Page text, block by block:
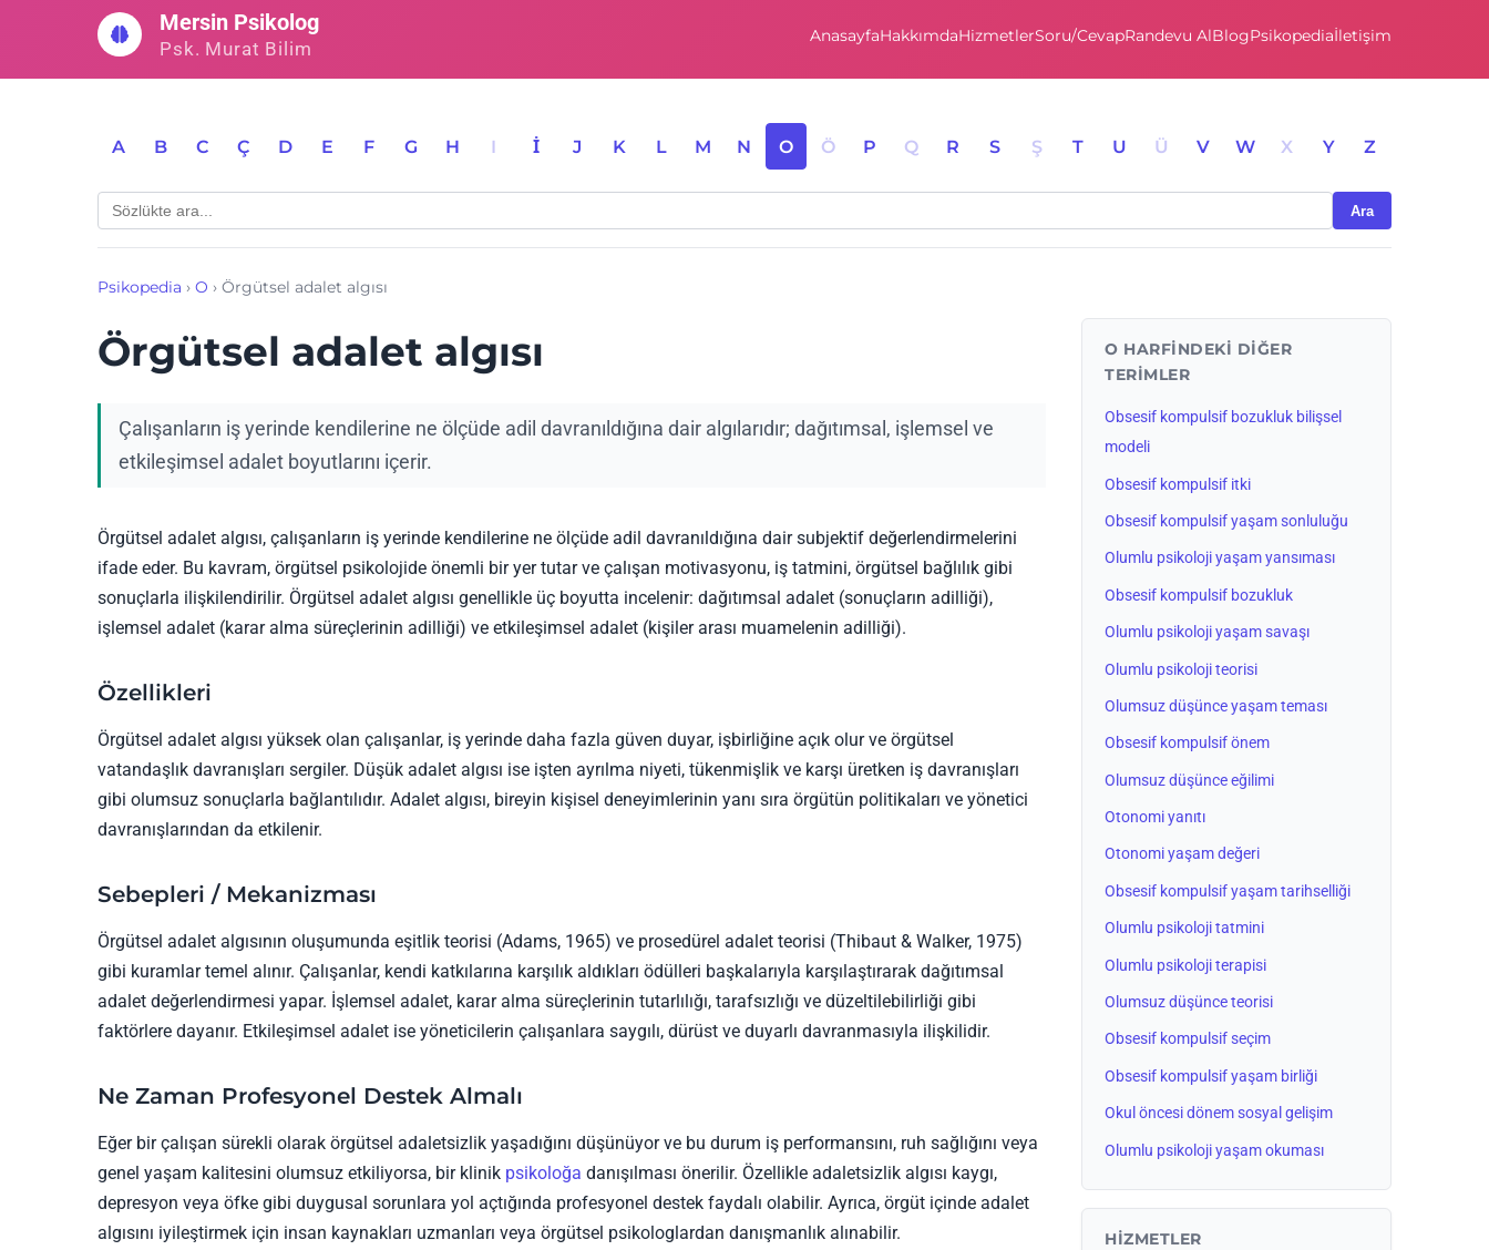
Mersin Psikolog
Psk. Murat Bilim
AnasayfaHakkımdaHizmetlerSoru/CevapRandevu AlBlogPsikopediaİletişim
A B C Ç D E F G H I İ J K L M N O Ö P Q R S Ş T U Ü V W X Y Z
Ara
Psikopedia › O › Örgütsel adalet algısı
Örgütsel adalet algısı
Çalışanların iş yerinde kendilerine ne ölçüde adil davranıldığına dair algılarıdır; dağıtımsal, işlemsel ve
etkileşimsel adalet boyutlarını içerir.
Örgütsel adalet algısı, çalışanların iş yerinde kendilerine ne ölçüde adil davranıldığına dair subjektif değerlendirmelerini
ifade eder. Bu kavram, örgütsel psikolojide önemli bir yer tutar ve çalışan motivasyonu, iş tatmini, örgütsel bağlılık gibi
sonuçlarla ilişkilendirilir. Örgütsel adalet algısı genellikle üç boyutta incelenir: dağıtımsal adalet (sonuçların adilliği),
işlemsel adalet (karar alma süreçlerinin adilliği) ve etkileşimsel adalet (kişiler arası muamelenin adilliği).
Özellikleri
Örgütsel adalet algısı yüksek olan çalışanlar, iş yerinde daha fazla güven duyar, işbirliğine açık olur ve örgütsel
vatandaşlık davranışları sergiler. Düşük adalet algısı ise işten ayrılma niyeti, tükenmişlik ve karşı üretken iş davranışları
gibi olumsuz sonuçlarla bağlantılıdır. Adalet algısı, bireyin kişisel deneyimlerinin yanı sıra örgütün politikaları ve yönetici
davranışlarından da etkilenir.
Sebepleri / Mekanizması
Örgütsel adalet algısının oluşumunda eşitlik teorisi (Adams, 1965) ve prosedürel adalet teorisi (Thibaut & Walker, 1975)
gibi kuramlar temel alınır. Çalışanlar, kendi katkılarına karşılık aldıkları ödülleri başkalarıyla karşılaştırarak dağıtımsal
adalet değerlendirmesi yapar. İşlemsel adalet, karar alma süreçlerinin tutarlılığı, tarafsızlığı ve düzeltilebilirliği gibi
faktörlere dayanır. Etkileşimsel adalet ise yöneticilerin çalışanlara saygılı, dürüst ve duyarlı davranmasıyla ilişkilidir.
Ne Zaman Profesyonel Destek Almalı
Eğer bir çalışan sürekli olarak örgütsel adaletsizlik yaşadığını düşünüyor ve bu durum iş performansını, ruh sağlığını veya
genel yaşam kalitesini olumsuz etkiliyorsa, bir klinik psikoloğa danışılması önerilir. Özellikle adaletsizlik algısı kaygı,
depresyon veya öfke gibi duygusal sorunlara yol açtığında profesyonel destek faydalı olabilir. Ayrıca, örgüt içinde adalet
algısını iyileştirmek için insan kaynakları uzmanları veya örgütsel psikologlardan danışmanlık alınabilir.
O HARFINDEKI DIĞER
TERIMLER
Obsesif kompulsif bozukluk bilişsel
modeli
Obsesif kompulsif itki
Obsesif kompulsif yaşam sonluluğu
Olumlu psikoloji yaşam yansıması
Obsesif kompulsif bozukluk
Olumlu psikoloji yaşam savaşı
Olumlu psikoloji teorisi
Olumsuz düşünce yaşam teması
Obsesif kompulsif önem
Olumsuz düşünce eğilimi
Otonomi yanıtı
Otonomi yaşam değeri
Obsesif kompulsif yaşam tarihselliği
Olumlu psikoloji tatmini
Olumlu psikoloji terapisi
Olumsuz düşünce teorisi
Obsesif kompulsif seçim
Obsesif kompulsif yaşam birliği
Okul öncesi dönem sosyal gelişim
Olumlu psikoloji yaşam okuması
HIZMETLER